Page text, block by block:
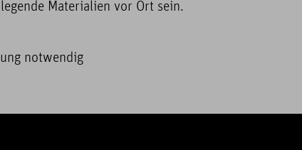
Materialien vor Ort sein.
notwendig